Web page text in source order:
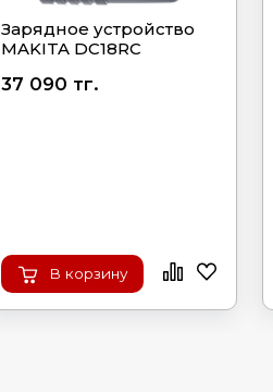
Зарядное устройство
MAKITA DC18RC
37 090 тг.
В корзину